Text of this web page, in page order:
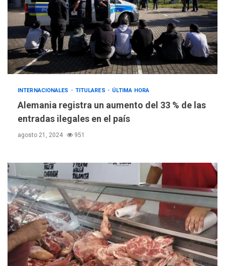
INTERNACIONALES TITULARES ÚLTIMA HORA
Alemania registra un aumento del 33 % de las
entradas ilegales en el país
agosto 21, 2024 951
3
POLÍTICA
TITULARES
ONGs piden a CIDH
monitorear proceso de
diálogo en Venezuela
4
Gobierno y AN2015 en
nueva mesa de diálogo
5
INTERNACIONALES ÚLTIMA HORA
Hiroshima 81 años de la
debacle atómica. Japón
debate principios no
nucleares
INTERNACIONALES
TITULARES